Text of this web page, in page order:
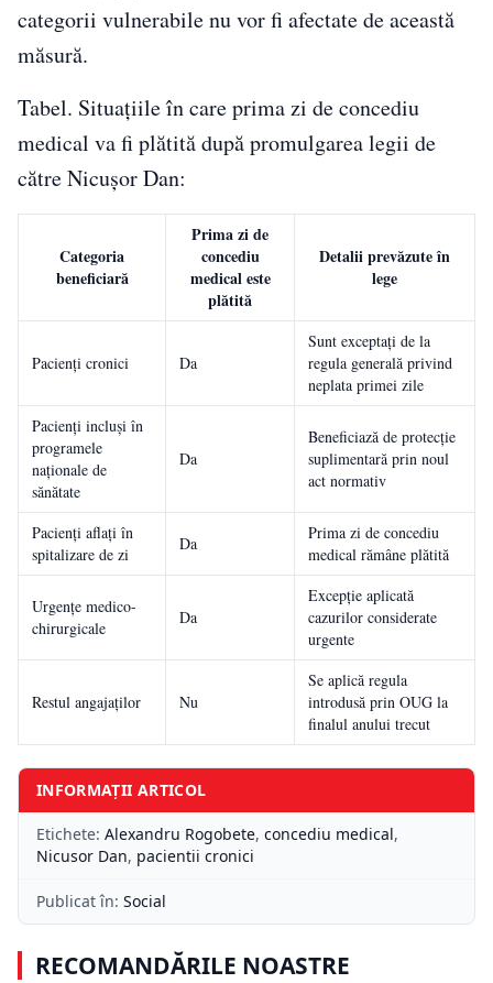
categorii vulnerabile nu vor fi afectate de această
măsură.
Tabel. Situațiile în care prima zi de concediu
medical va fi plătită după promulgarea legii de
către Nicușor Dan:
Categoria
beneficiară
Prima zi de
concediu
medical este
plătită
Detalii prevăzute în
lege
Pacienți cronici Da
Sunt exceptați de la
regula generală privind
neplata primei zile
Pacienți incluși în
programele
naționale de
sănătate
Da
Beneficiază de protecție
suplimentară prin noul
act normativ
Pacienți aflați în
spitalizare de zi
Da
Prima zi de concediu
medical rămâne plătită
Urgențe medico-
chirurgicale
Da
Excepție aplicată
cazurilor considerate
urgente
Restul angajaților Nu
Se aplică regula
introdusă prin OUG la
finalul anului trecut
INFORMAȚII ARTICOL
Etichete: Alexandru Rogobete, concediu medical,
Nicusor Dan, pacientii cronici
Publicat în: Social
RECOMANDĂRILE NOASTRE